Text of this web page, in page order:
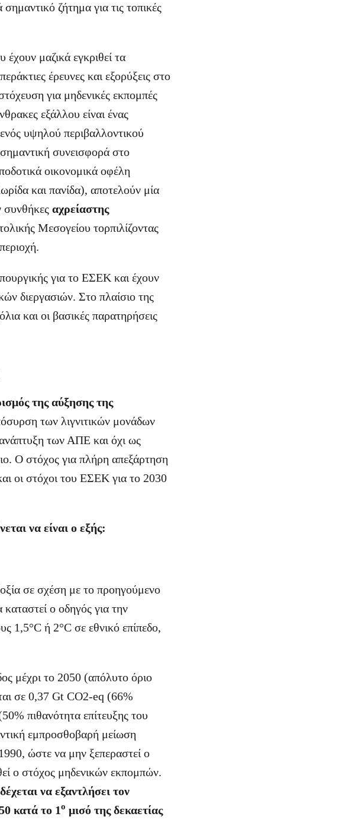
ζήτημα για τις τοπικές
μαζικά εγκριθεί τα
έρευνες και εξορύξεις στο
για μηδενικές εκπομπές
εξάλλου είναι ένας
υψηλού περιβαλλοντικού
συνεισφορά στο
οικονομικά οφέλη
και πανίδα), αποτελούν μία
συνθήκες αχρείαστης
Μεσογείου τορπιλίζοντας
για το ΕΣΕΚ και έχουν
διεργασιών. Στο πλαίσιο της
και οι βασικές παρατηρήσεις
της αύξησης της
των λιγνιτικών μονάδων
ανάπτυξη των ΑΠΕ και όχι ως
Ο στόχος για πλήρη απεξάρτηση
οι στόχοι του ΕΣΕΚ για το 2030
να είναι ο εξής:
σε σχέση με το προηγούμενο
ο οδηγός για την
1,5°C ή 2°C σε εθνικό επίπεδο,
μέχρι το 2050 (απόλυτο όριο
σε 0,37 Gt CO2-eq (66%
πιθανότητα επίτευξης του
εμπροσθοβαρή μείωση
ώστε να μην ξεπεραστεί ο
ο στόχος μηδενικών εκπομπών.
να εξαντλήσει τον
κατά το 1ο μισό της δεκαετίας